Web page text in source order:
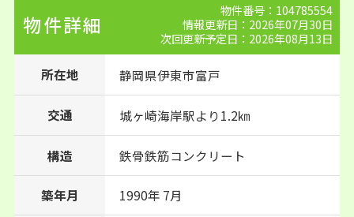
物件詳細
物件番号：104785554
情報更新日：2026年07月30日
次回更新予定日：2026年08月13日
所在地 静岡県伊東市富戸
交通 城ヶ崎海岸駅より1.2㎞
構造 鉄骨鉄筋コンクリート
築年月 1990年 7月